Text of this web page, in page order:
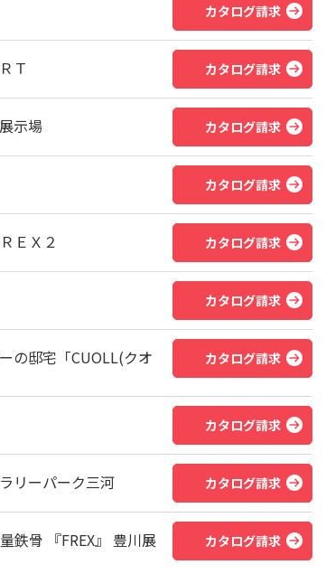
カタログ請求
Ｔ カタログ請求
示場 カタログ請求
カタログ請求
ＥＸ２ カタログ請求
カタログ請求
の邸宅「CUOLL(クオ
カタログ請求
カタログ請求
リーパーク三河 カタログ請求
鉄骨 『FREX』 豊川展
カタログ請求